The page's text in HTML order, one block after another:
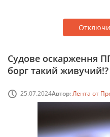
Судове оскарження
борг такий живучий!?
25.07.2024Автор:Лента от